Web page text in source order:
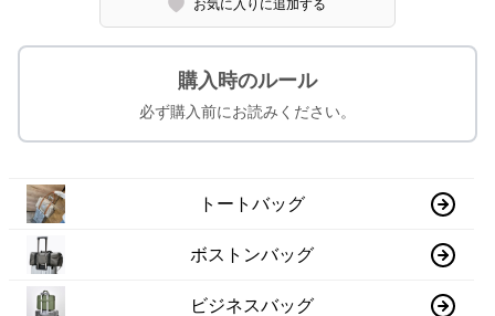
お気に入りに追加する
購入時のルール
必ず購入前にお読みください。
トートバッグ
ボストンバッグ
ビジネスバッグ